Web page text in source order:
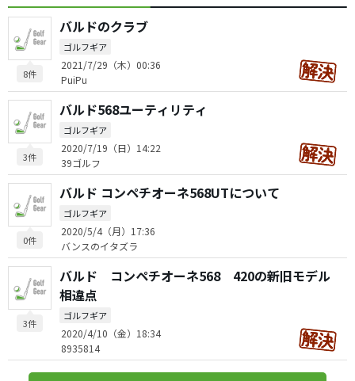
8件
バルドのクラブ
ゴルフギア
2021/7/29（木）00:36
PuiPu
3件
バルド568ユーティリティ
ゴルフギア
2020/7/19（日）14:22
39ゴルフ
0件
バルド コンペチオーネ568UTについて
ゴルフギア
2020/5/4（月）17:36
バンスのイタズラ
3件
バルド コンペチオーネ568 420の新旧モデル
相違点
ゴルフギア
2020/4/10（金）18:34
8935814